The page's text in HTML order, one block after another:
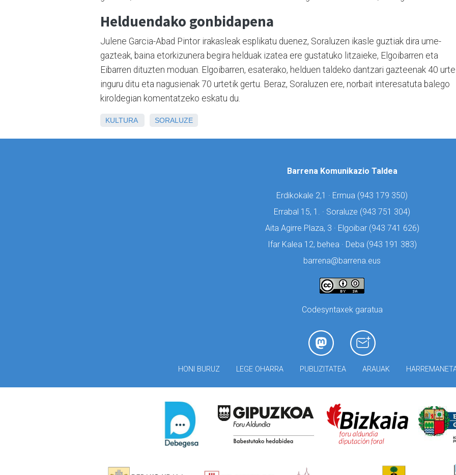
Helduendako gonbidapena
Julene Garcia-Abad Pintor irakasleak esplikatu duenez, Soraluzen ikasle guztiak dira ume-
gazteak, baina etorkizunera begira helduak izatea ere gustatuko litzaieke, Elgoibarren eta
Eibarren dituzten moduan. Elgoibarren, esaterako, helduen taldeko dantzari gazteenak 40 urte
inguru ditu eta nagusienak 70 urtetik gertu. Beraz, Soraluzen ere, norbait interesatuta balego
kiroldegian komentatzeko eskatu du.
KULTURA SORALUZE
Barrena Komunikazio Taldea
Erdikokale 2,1 · Ermua (943 179 350)
Errabal 15, 1. · Soraluze (943 751 304)
Aita Agirre Plaza, 3 · Elgoibar (943 741 626)
Ifar Kalea 12, behea · Deba (943 191 383)
barrena@barrena.eus
Codesyntaxek garatua
HONI BURUZ LEGE OHARRA PUBLIZITATEA ARAUAK